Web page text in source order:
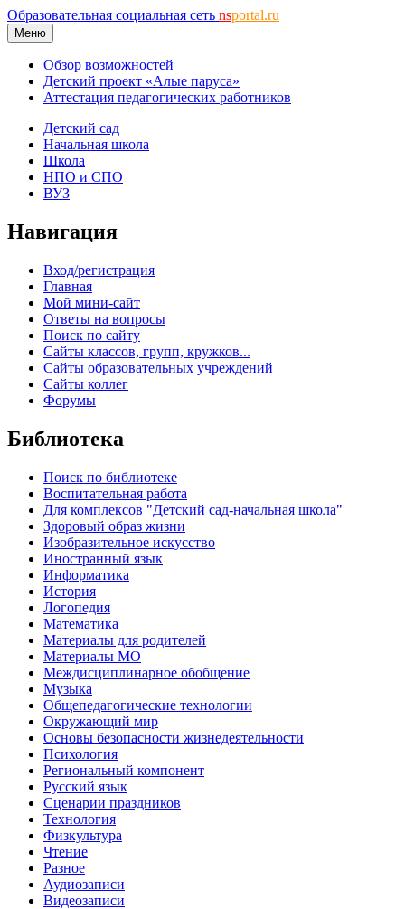
Образовательная социальная сеть nsportal.ru
Меню
Обзор возможностей
Детский проект «Алые паруса»
Аттестация педагогических работников
Детский сад
Начальная школа
Школа
НПО и СПО
ВУЗ
Навигация
Вход/регистрация
Главная
Мой мини-сайт
Ответы на вопросы
Поиск по сайту
Сайты классов, групп, кружков...
Сайты образовательных учреждений
Сайты коллег
Форумы
Библиотека
Поиск по библиотеке
Воспитательная работа
Для комплексов "Детский сад-начальная школа"
Здоровый образ жизни
Изобразительное искусство
Иностранный язык
Информатика
История
Логопедия
Математика
Материалы для родителей
Материалы МО
Междисциплинарное обобщение
Музыка
Общепедагогические технологии
Окружающий мир
Основы безопасности жизнедеятельности
Психология
Региональный компонент
Русский язык
Сценарии праздников
Технология
Физкультура
Чтение
Разное
Аудиозаписи
Видеозаписи